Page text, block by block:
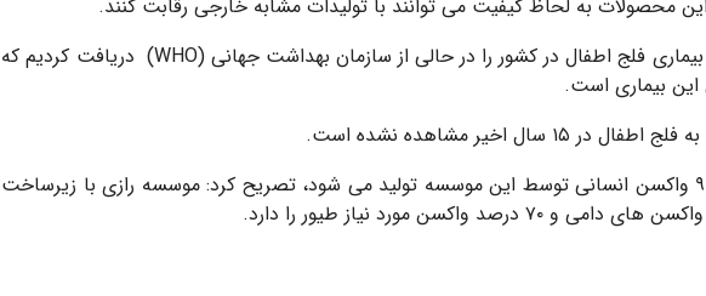
محصولات به لحاظ کیفیت می توانند با تولیدات مشابه خارجی رقابت کنند.
وی افزود: برای نمونه گواهی ریشه کنی بیماری فلج اطفال در کشور را در حالی از سازمان بهداشت جهانی (WHO) دریافت کردیم که
بیماری است.
اخیر مشاهده نشده است.
داداشپور با اشاره به اینکه ۷ واکسن از ۹ واکسن انسانی توسط این موسسه تولید می شود، تصریح کرد: موسسه رازی با زیرساخت
مورد نیاز طیور را دارد.